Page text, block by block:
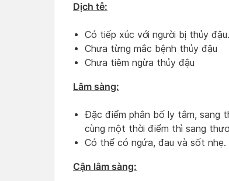
Dịch tễ:
Có tiếp xúc với người bị thủy đậu.
Chưa từng mắc bệnh thủy đậu
Chưa tiêm ngừa thủy đậu
Lâm sàng:
Đặc điểm phân bố ly tâm, sang
cùng một thời điểm thì sang
Có thể có ngứa, đau và sốt nhẹ.
Cận lâm sàng: